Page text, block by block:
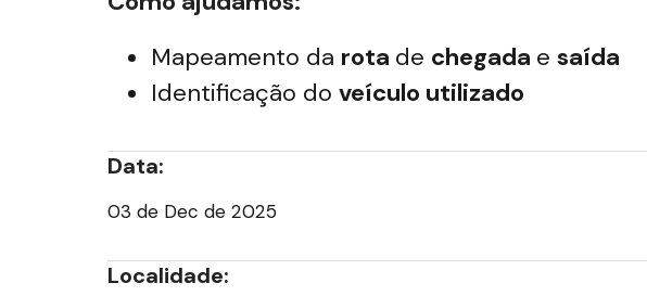
Mapeamento da rota de chegada e saída
Identificação do veículo utilizado
Data:
03 de Dec de 2025
Localidade: